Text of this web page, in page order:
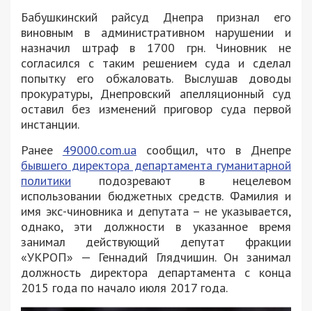
Бабушкинский райсуд Днепра признал его
виновным в административном нарушении и
назначил штраф в 1700 грн. Чиновник не
согласился с таким решением суда и сделал
попытку его обжаловать. Выслушав доводы
прокуратуры, Днепровский апелляционный суд
оставил без изменений приговор суда первой
инстанции.
Ранее 49000.com.uaсообщил, что в Днепре
бывшего директора департамента гуманитарной
политики подозревают в нецелевом
использовании бюджетных средств. Фамилия и
имя экс-чиновника и депутата – не указывается,
однако, эти должности в указанное время
занимал действующий депутат фракции
«УКРОП» — Геннадий Глядчишин. Он занимал
должность директора департамента с конца
2015 года по начало июля 2017 года.